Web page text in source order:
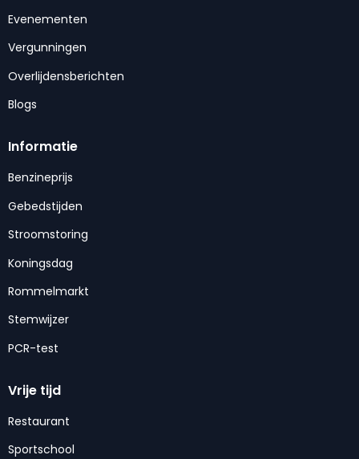
Evenementen
Vergunningen
Overlijdensberichten
Blogs
Informatie
Benzineprijs
Gebedstijden
Stroomstoring
Koningsdag
Rommelmarkt
Stemwijzer
PCR-test
Vrije tijd
Restaurant
Sportschool